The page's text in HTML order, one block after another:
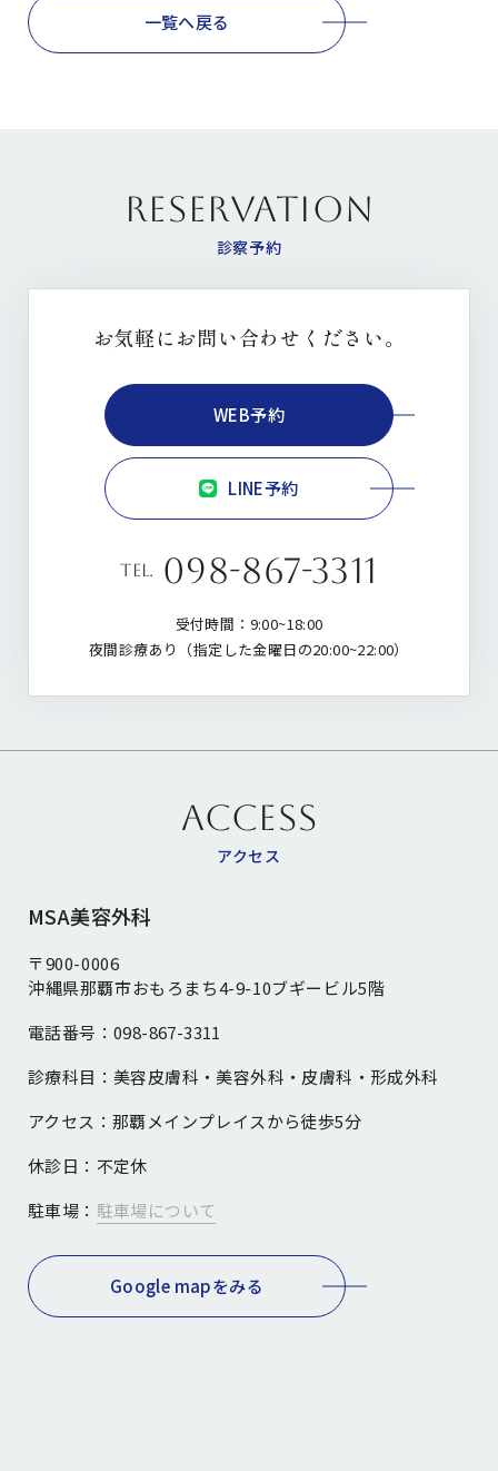
一覧へ戻る
RESERVATION
診察予約
お気軽にお問い合わせください。
tel. 098-867-3311
受付時間：9:00~18:00
夜間診療あり（指定した金曜日の20:00~22:00）
WEB予約
LINE予約
ACCESS
アクセス
MSA美容外科
〒900-0006
沖縄県那覇市おもろまち4-9-10ブギービル5階
電話番号： 098-867-3311
診療科目： 美容皮膚科・美容外科・皮膚科・形成外科
アクセス： 那覇メインプレイスから徒歩5分
休診日： 不定休
駐車場： 駐車場について
Google mapをみる